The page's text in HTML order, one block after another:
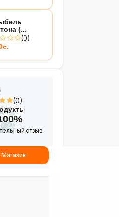
(...
(0)
(0)
отзыв